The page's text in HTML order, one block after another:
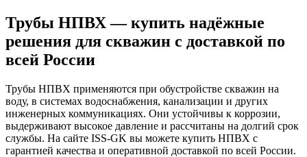
Трубы НПВХ — купить надёжные
решения для скважин с доставкой по
всей России
Трубы НПВХ применяются при обустройстве скважин на
воду, в системах водоснабжения, канализации и других
инженерных коммуникациях. Они устойчивы к коррозии,
выдерживают высокое давление и рассчитаны на долгий срок
службы. На сайте ISS‐GK вы можете купить НПВХ с
гарантией качества и оперативной доставкой по всей России.